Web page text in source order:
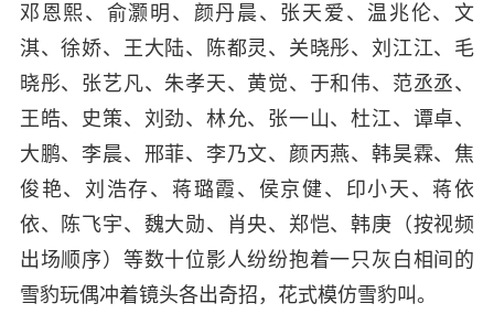
邓恩熙、俞灏明、颜丹晨、张天爱、温兆伦、文
淇、徐娇、王大陆、陈都灵、关晓彤、刘江江、毛
晓彤、张艺凡、朱孝天、黄觉、于和伟、范丞丞、
王皓、史策、刘劲、林允、张一山、杜江、谭卓、
大鹏、李晨、邢菲、李乃文、颜丙燕、韩昊霖、焦
俊艳、刘浩存、蒋璐霞、侯京健、印小天、蒋依
依、陈飞宇、魏大勋、肖央、郑恺、韩庚（按视频
出场顺序）等数十位影人纷纷抱着一只灰白相间的
雪豹玩偶冲着镜头各出奇招，花式模仿雪豹叫。